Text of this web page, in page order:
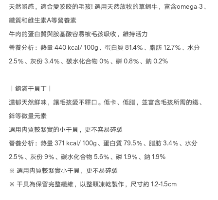
天然嚼感，適合愛咬咬的毛孩! 選用天然放牧的草飼牛，富含omega-3、
鐵質和維生素A等營養素
牛肉的蛋白質與胺基酸容易被毛孩吸收，維持活力
營養分析：熱量 440 kcal/ 100g、蛋白質 81.4％、脂肪 12.7％、水分
2.5％、灰份 3.4％、碳水化合物 0％、磷 0.8％、鈉 0.2%
丨飽滿干貝丁丨
濃郁天然鮮味，讓毛孩愛不釋口。低卡、低脂，並富含毛孩所需的鐵、
鋅等微量元素
選用肉質較緊實的小干貝，更不容易碎裂
營養分析：熱量 371 kcal/ 100g、蛋白質 79.5％、脂肪 3.4％、水分
2.5％、灰份 9％、碳水化合物 5.6％、磷 1.9％、鈉 1.9%
※ 選用肉質較緊實小干貝，更不易碎裂
※ 干貝為保留完整纖維，以整顆凍乾製作，尺寸約 1.2-1.5cm